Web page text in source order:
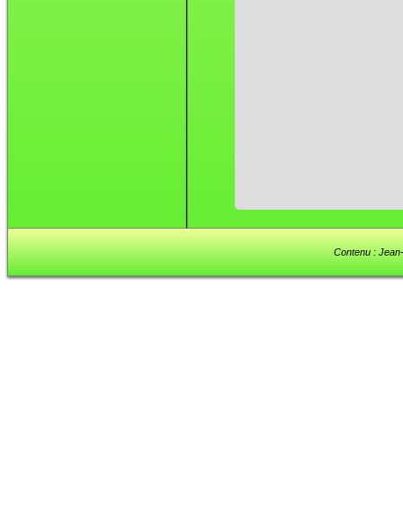
Contenu :